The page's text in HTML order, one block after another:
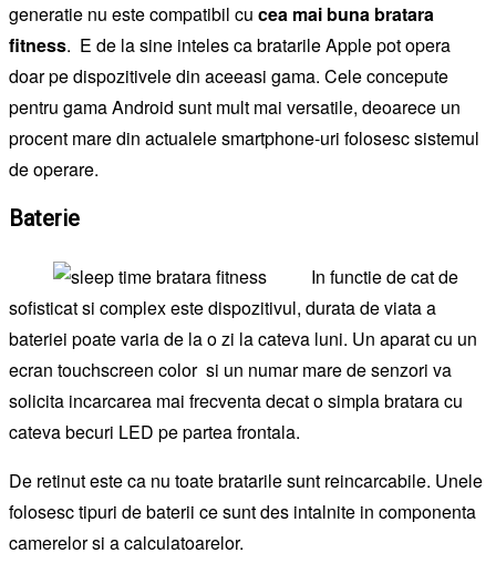
generatie nu este compatibil cu cea mai buna bratara
fitness. E de la sine inteles ca bratarile Apple pot opera
doar pe dispozitivele din aceeasi gama. Cele concepute
pentru gama Android sunt mult mai versatile, deoarece un
procent mare din actualele smartphone-uri folosesc sistemul
de operare.
Baterie
In functie de cat de
sofisticat si complex este dispozitivul, durata de viata a
bateriei poate varia de la o zi la cateva luni. Un aparat cu un
ecran touchscreen color si un numar mare de senzori va
solicita incarcarea mai frecventa decat o simpla bratara cu
cateva becuri LED pe partea frontala.
De retinut este ca nu toate bratarile sunt reincarcabile. Unele
folosesc tipuri de baterii ce sunt des intalnite in componenta
camerelor si a calculatoarelor.